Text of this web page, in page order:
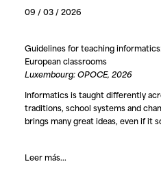
09 / 03 / 2026
Guidelines for teaching
European classrooms
Luxembourg: OPOCE, 2026
Informatics is taught differently
traditions, school systems and
brings many great ideas, even if it
Leer más...